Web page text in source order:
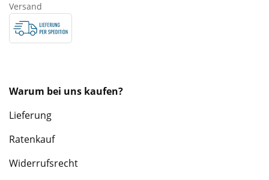
Versand
Warum bei uns kaufen?
Lieferung
Ratenkauf
Widerrufsrecht